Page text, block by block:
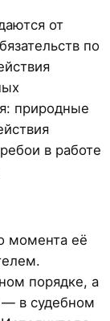
от
по
природные
в работе
момента её
порядке, а
— в судебном